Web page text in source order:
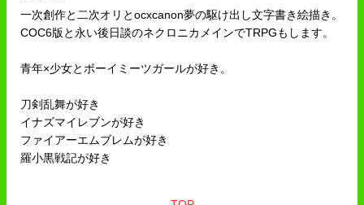
一次創作と二次オリとocxcanon夢の駆け出し文字書き絵描き。
COC6版と永い後日談のネクロニカメインでTRPGもします。
青年×少女とボーイミーツガールが好き。
刀剣乱舞が好き
イナズマイレブンが好き
ファイアーエムブレムが好き
羅小黒戦記が好き